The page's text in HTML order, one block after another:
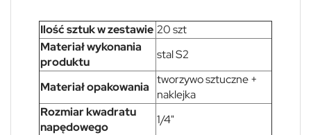
Ilość sztuk w zestawie 20 szt
Materiał wykonania
produktu
stal S2
Materiał opakowania
tworzywo sztuczne +
naklejka
Rozmiar kwadratu
napędowego
1/4"